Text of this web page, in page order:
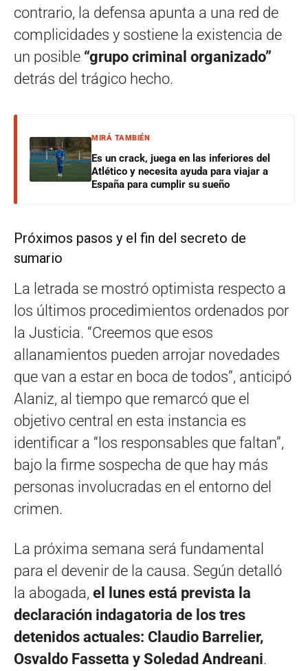
contrario, la defensa apunta a una red de
complicidades y sostiene la existencia de
un posible “grupo criminal organizado”
detrás del trágico hecho.
MIRÁ TAMBIÉN
Es un crack, juega en las inferiores del
Atlético y necesita ayuda para viajar a
España para cumplir su sueño
Próximos pasos y el fin del secreto de
sumario
La letrada se mostró optimista respecto a
los últimos procedimientos ordenados por
la Justicia. “Creemos que esos
allanamientos pueden arrojar novedades
que van a estar en boca de todos”, anticipó
Alaniz, al tiempo que remarcó que el
objetivo central en esta instancia es
identificar a “los responsables que faltan”,
bajo la firme sospecha de que hay más
personas involucradas en el entorno del
crimen.
La próxima semana será fundamental
para el devenir de la causa. Según detalló
la abogada, el lunes está prevista la
declaración indagatoria de los tres
detenidos actuales: Claudio Barrelier,
Osvaldo Fassetta y Soledad Andreani.